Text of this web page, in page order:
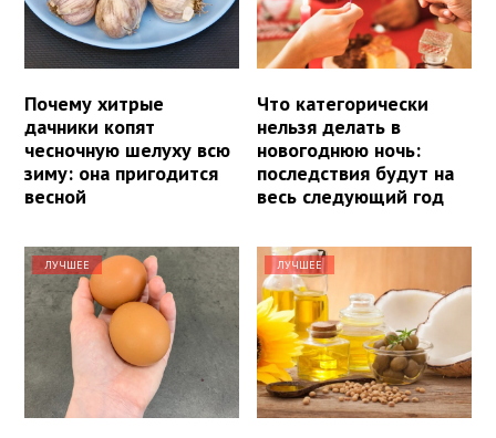
Почему хитрые
дачники копят
чесночную шелуху всю
зиму: она пригодится
весной
Что категорически
нельзя делать в
новогоднюю ночь:
последствия будут на
весь следующий год
ЛУЧШЕЕ ЛУЧШЕЕ